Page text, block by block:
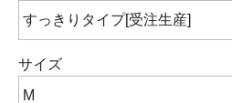
サイズ